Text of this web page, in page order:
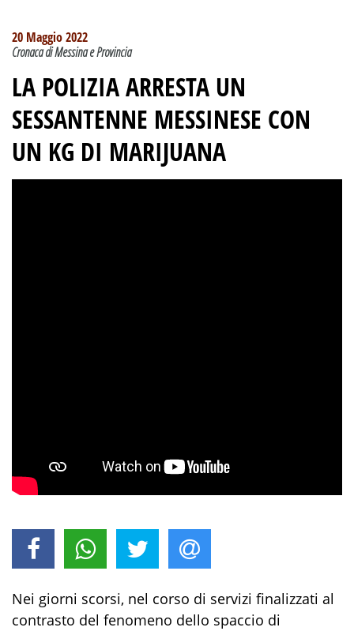
20 Maggio 2022
Cronaca di Messina e Provincia
LA POLIZIA ARRESTA UN
SESSANTENNE MESSINESE CON
UN KG DI MARIJUANA
Nei giorni scorsi, nel corso di servizi finalizzati al
contrasto del fenomeno dello spaccio di